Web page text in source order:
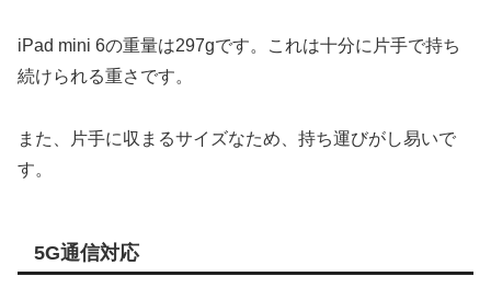
iPad mini 6の重量は297gです。これは十分に片手で持ち
続けられる重さです。
また、片手に収まるサイズなため、持ち運びがし易いで
す。
5G通信対応